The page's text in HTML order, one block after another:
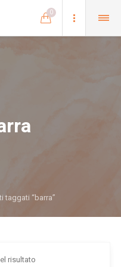
0
taggati “barra”
risultato